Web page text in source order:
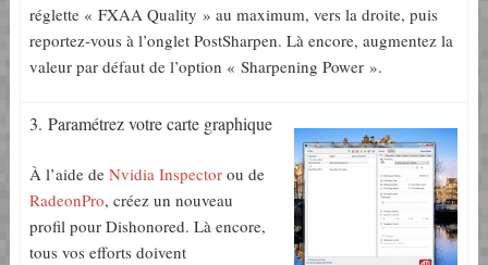
réglette « FXAA Quality » au maximum, vers la droite, puis
reportez-vous à l’onglet PostSharpen. Là encore, augmentez la
valeur par défaut de l’option « Sharpening Power ».
3. Paramétrez votre carte graphique
À l’aide de Nvidia Inspectorou de
RadeonPro, créez un nouveau
profil pour Dishonored. Là encore,
tous vos efforts doivent